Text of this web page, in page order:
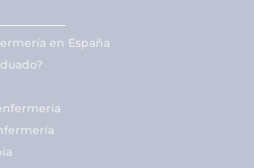
en España